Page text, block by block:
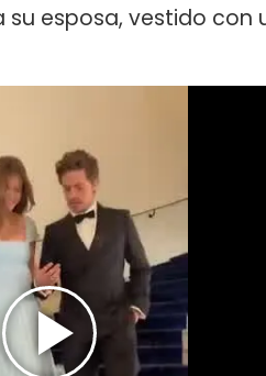
esposa, vestido con